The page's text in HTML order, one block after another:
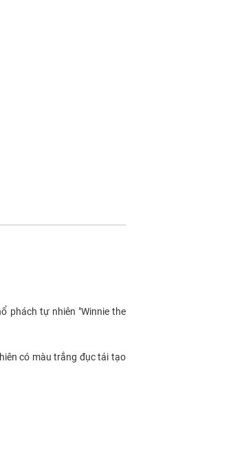
phách tự nhiên "Winnie the
có màu trắng đục tái tạo